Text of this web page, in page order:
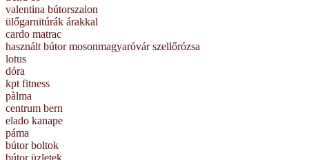
valentina bútorszalon
ülőgarnitúrák árakkal
cardo matrac
használt bútor mosonmagyaróvár szellőrózsa
lotus
dóra
kpt fitness
pàlma
centrum bern
elado kanape
páma
bútor boltok